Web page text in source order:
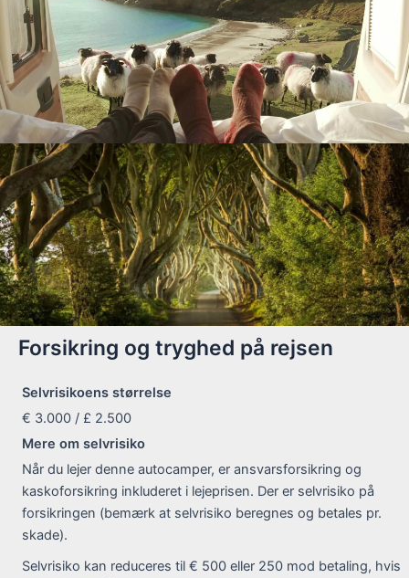
Forsikring og tryghed på rejsen
Selvrisikoens størrelse
€ 3.000 / £ 2.500
Mere om selvrisiko
Når du lejer denne autocamper, er ansvarsforsikring og
kaskoforsikring inkluderet i lejeprisen. Der er selvrisiko på
forsikringen (bemærk at selvrisiko beregnes og betales pr.
skade).
Selvrisiko kan reduceres til € 500 eller 250 mod betaling, hvis